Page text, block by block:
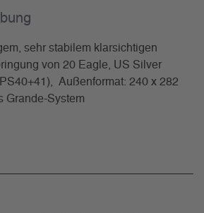
sehr stabilem klarsichtigen
von 20 Eagle, US Silver
Außenformat: 240 x 282
Grande-System